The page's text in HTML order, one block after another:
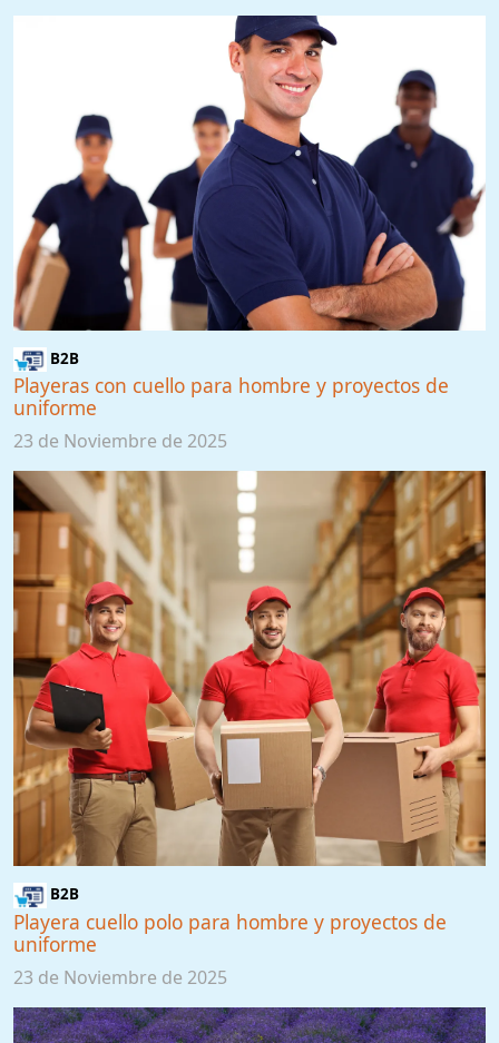
B2B
Playeras con cuello para hombre y proyectos de
uniforme
23 de Noviembre de 2025
B2B
Playera cuello polo para hombre y proyectos de
uniforme
23 de Noviembre de 2025